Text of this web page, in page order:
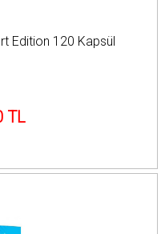
Edition 120 Kapsül
TL